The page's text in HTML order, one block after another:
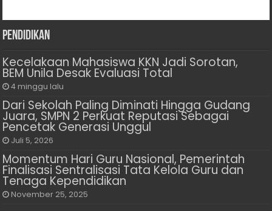
Pendidikan
Kecelakaan Mahasiswa KKN Jadi Sorotan,
BEM Unila Desak Evaluasi Total
4 minggu lalu
Dari Sekolah Paling Diminati Hingga Gudang
Juara, SMPN 2 Perkuat Reputasi Sebagai
Pencetak Generasi Unggul
Juli 5, 2026
Momentum Hari Guru Nasional, Pemerintah
Finalisasi Sentralisasi Tata Kelola Guru dan
Tenaga Kependidikan
November 25, 2025